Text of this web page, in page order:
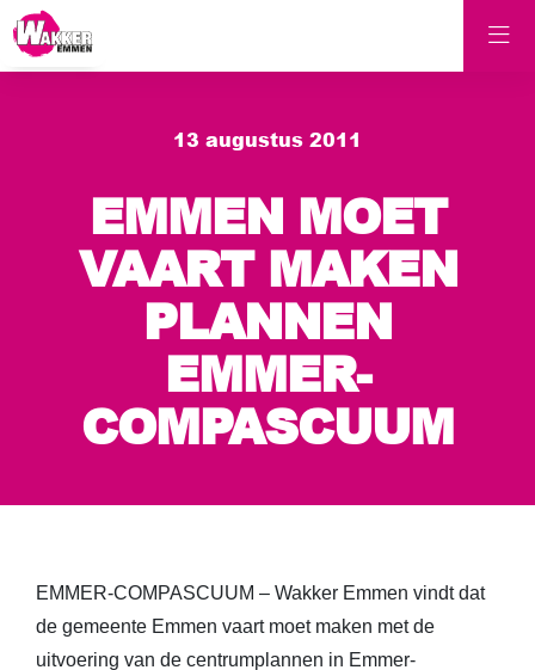
13 augustus 2011
EMMEN MOET
VAART MAKEN
PLANNEN
EMMER-
COMPASCUUM
EMMER-COMPASCUUM – Wakker Emmen vindt dat
de gemeente Emmen vaart moet maken met de
uitvoering van de centrumplannen in Emmer-